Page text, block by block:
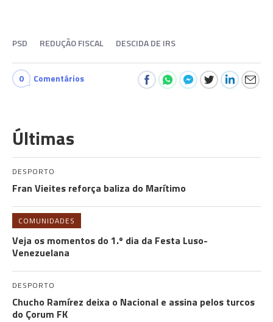
PSD REDUÇÃO FISCAL DESCIDA DE IRS
0 Comentários
Últimas
DESPORTO
Fran Vieites reforça baliza do Marítimo
COMUNIDADES
Veja os momentos do 1.º dia da Festa Luso-
Venezuelana
DESPORTO
Chucho Ramírez deixa o Nacional e assina pelos turcos
do Çorum FK